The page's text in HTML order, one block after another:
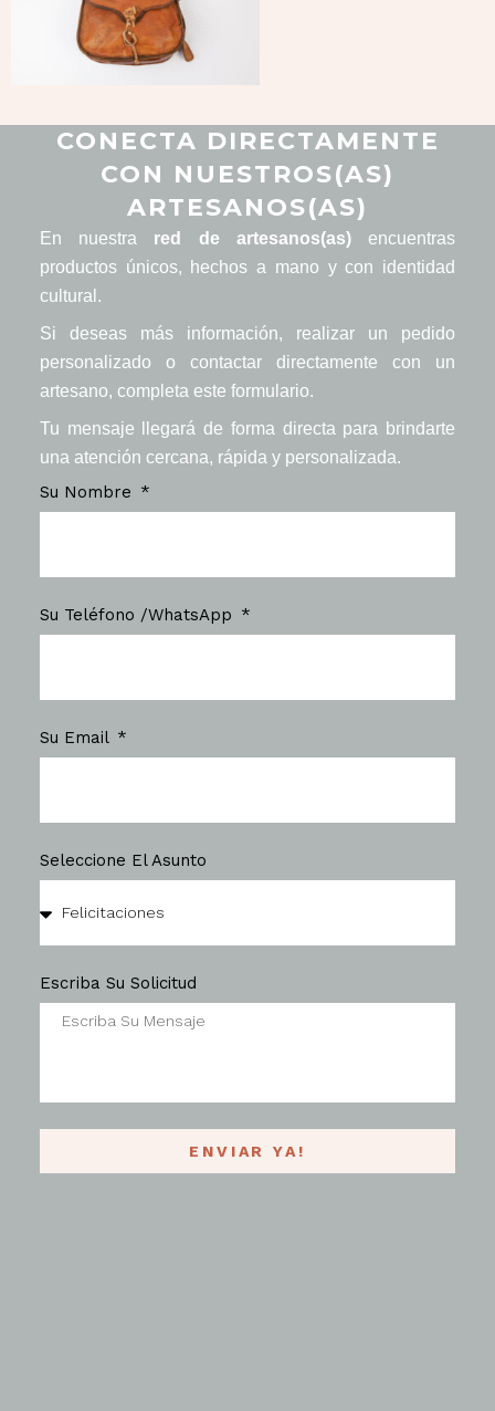
CONECTA DIRECTAMENTE
CON NUESTROS(AS)
ARTESANOS(AS)
En nuestra red de artesanos(as)encuentras
productos únicos, hechos a mano y con identidad
cultural.
Si deseas más información, realizar un pedido
personalizado o contactar directamente con un
artesano, completa este formulario.
Tu mensaje llegará de forma directa para brindarte
una atención cercana, rápida y personalizada.
Su Nombre
Su Teléfono /WhatsApp
Su Email
Seleccione El Asunto
Escriba Su Solicitud
ENVIAR YA!